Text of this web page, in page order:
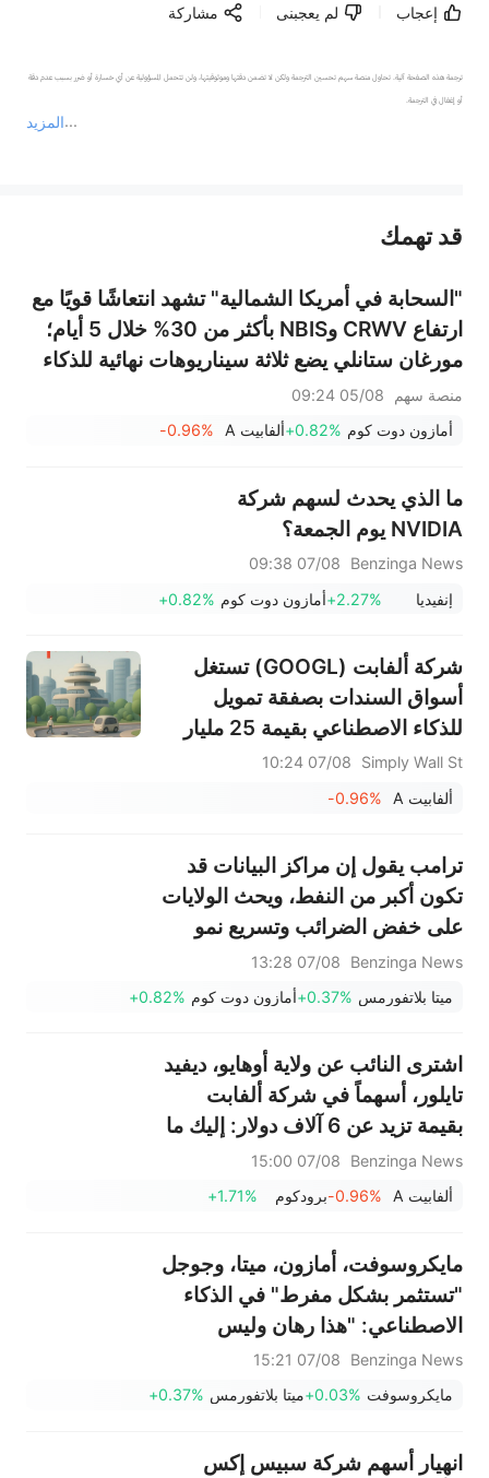
إعجاب لم يعجبنى مشاركة
المزيد
ترجمة هذه الصفحة آلية. تحاول منصة سهم تحسين الترجمة ولكن لا تضمن دقتها وموثوقيتها، ولن تتحمل المسؤولية عن أي خسارة أو ضرر بسبب عدم دقة
أو إغفال في الترجمة.
عند الضرورة، يرجى استشارة مستشار استثمار محترف. لا تقدم منصة سهم أي مشورة استثمارية، ولا تقدم أي التزامات أو ضمانات.
قد تهمك
"السحابة في أمريكا الشمالية" تشهد انتعاشًا قويًا مع
ارتفاع CRWV وNBIS بأكثر من 30% خلال 5 أيام؛
مورغان ستانلي يضع ثلاثة سيناريوهات نهائية للذكاء
الاصطناعي — من سيكون الفائز الأكبر؟
منصة سهم
05/08 09:24
أمازون دوت كوم +0.82%ألفابيت A -0.96%
ما الذي يحدث لسهم شركة
NVIDIA يوم الجمعة؟
Benzinga News
07/08 09:38
إنفيديا
+2.27%أمازون دوت كوم +0.82%
شركة ألفابت (GOOGL) تستغل
أسواق السندات بصفقة تمويل
للذكاء الاصطناعي بقيمة 25 مليار
دولار
Simply Wall St
07/08 10:24
ألفابيت A
-0.96%
ترامب يقول إن مراكز البيانات قد
تكون أكبر من النفط، ويحث الولايات
على خفض الضرائب وتسريع نمو
الذكاء الاصطناعي: "لو كنت
حاكمًا..."
Benzinga News
07/08 13:28
ميتا بلاتفورمس +0.37%أمازون دوت كوم +0.82%
اشترى النائب عن ولاية أوهايو، ديفيد
تايلور، أسهماً في شركة ألفابت
بقيمة تزيد عن 6 آلاف دولار: إليك ما
يجب أن تعرفه
Benzinga News
07/08 15:00
ألفابيت A
-0.96%برودكوم +1.71%
مايكروسوفت، أمازون، ميتا، وجوجل
"تستثمر بشكل مفرط" في الذكاء
الاصطناعي: "هذا رهان وليس
استثماراً"، كما يقول "عميد التقييم".
Benzinga News
07/08 15:21
مايكروسوفت +0.03%ميتا بلاتفورمس +0.37%
انهيار أسهم شركة سبيس إكس